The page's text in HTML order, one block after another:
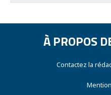
À PROPOS
Contactez la